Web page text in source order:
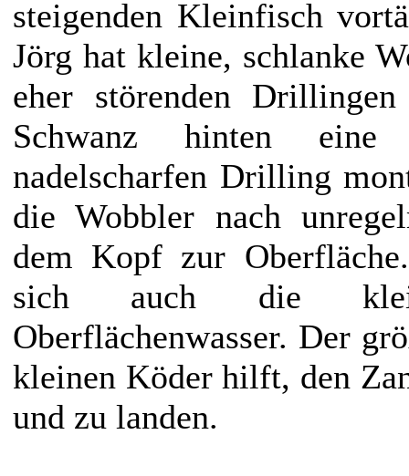
steigenden Kleinfisch
Jörg hat kleine, schlanke
eher störenden
Schwanz hinten eine
nadelscharfen Drilling
die Wobbler nach
dem Kopf zur
sich auch die
Oberflächenwasser. Der
kleinen Köder hilft, den
und zu landen.